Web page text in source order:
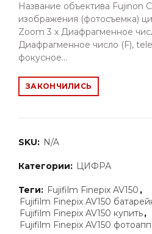
Название объектива Fujinon
изображения (фотосъемка)
Zoom 3 x Диафрагменное
Диафрагменное число (F),
фокусное...
ЗАКОНЧИЛИСЬ
SKU: N/A
Категории: ЦИФРА
Теги: Fujifilm Finepix AV150 ,
Fujifilm Finepix AV150
Fujifilm Finepix AV150 купить,
Fujifilm Finepix AV150